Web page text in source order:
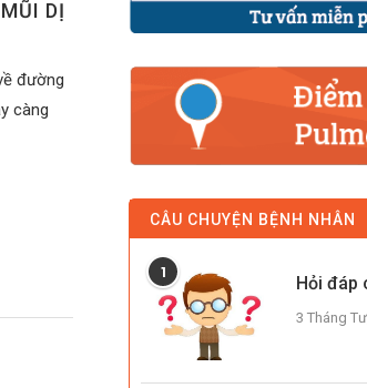
DỊ
đường
càng
CÂU CHUYỆN BỆNH NHÂN
1
Hỏi đáp
3 Tháng